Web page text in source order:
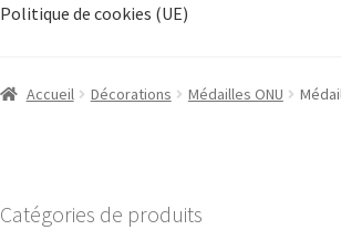
Politique de cookies (UE)
Accueil Décorations Médailles ONU
Catégories de produits